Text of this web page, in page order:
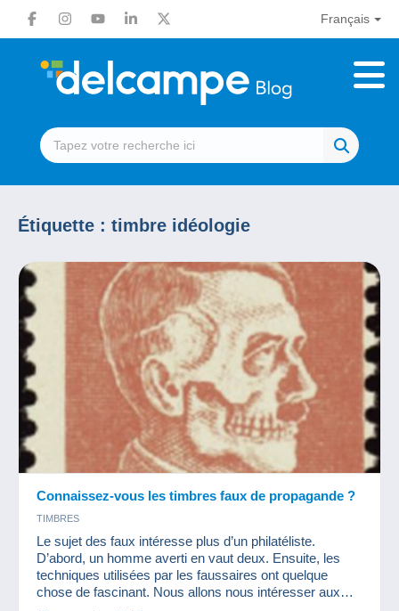
Français
Étiquette : timbre idéologie
Connaissez-vous les timbres faux de propagande ?
TIMBRES
Le sujet des faux intéresse plus d’un philatéliste.
D’abord, un homme averti en vaut deux. Ensuite, les
techniques utilisées par les faussaires ont quelque
chose de fascinant. Nous allons nous intéresser aux